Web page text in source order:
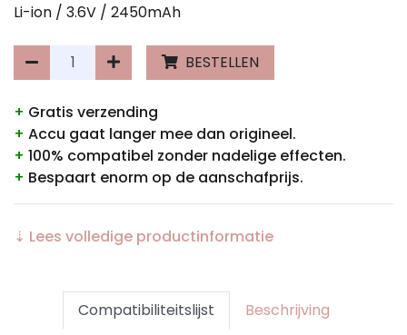
Li-ion / 3.6V / 2450mAh
BESTELLEN
+ Gratis verzending
+ Accu gaat langer mee dan origineel.
+ 100% compatibel zonder nadelige effecten.
+ Bespaart enorm op de aanschafprijs.
⇣ Lees volledige productinformatie
Compatibiliteitslijst
Beschrijving